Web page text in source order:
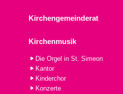
Kirchengemeinderat
Kirchenmusik
Die Orgel in St. Simeon
Kantor
Kinderchor
Konzerte